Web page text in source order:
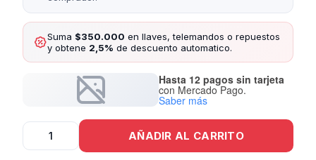
Suma $350.000 en llaves, telemandos o repuestos
y obtene 2,5% de descuento automatico.
Hasta 12 pagos sin tarjeta
con Mercado Pago.
Saber más
Llave
Universal
AÑADIR AL CARRITO